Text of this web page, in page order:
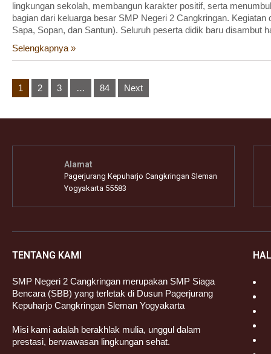
lingkungan sekolah, membangun karakter positif, serta
bagian dari keluarga besar SMP Negeri 2 Cangkringan.
Sapa, Sopan, dan Santun). Seluruh peserta didik baru disambut
Selengkapnya »
Posts
pagination
1 2 3 … 84 Next
Alamat
Pagerjurang Kepuharjo Cangkringan Sleman
Yogyakarta 55583
TENTANG KAMI
SMP Negeri 2 Cangkringan merupakan SMP Siaga
Bencara (SBB) yang terletak di Dusun Pagerjurang
Kepuharjo Cangkringan Sleman Yogyakarta
Misi kami adalah berakhlak mulia, unggul dalam
prestasi, berwawasan lingkungan sehat.